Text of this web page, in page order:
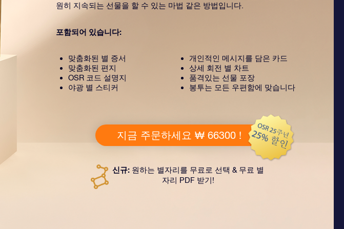
원히 지속되는 선물을 할 수 있는 마법 같은 방법입니다.
포함되어 있습니다:
맞춤화된 별 증서
맞춤화된 편지
OSR 코드 설명지
야광 별 스티커
개인적인 메시지를 담은 카드
상세 회전 별 차트
품격있는 선물 포장
봉투는 모든 우편함에 맞습니다
지금 주문하세요 ₩ 66300 !
신규:원하는 별자리를 무료로 선택 & 무료 별
자리 PDF 받기!